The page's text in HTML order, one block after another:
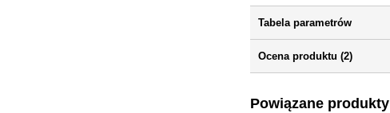
Tabela parametrów
Ocena produktu (2)
Powiązane produkty